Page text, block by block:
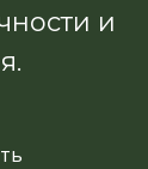
и